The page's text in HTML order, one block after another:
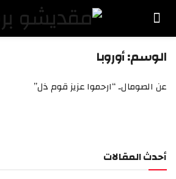
الوسم:أوروبا
عن الصومال.. “ارحموا عزيز قوم ذل”
أحدث المقالات